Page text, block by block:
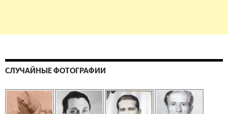
СЛУЧАЙНЫЕ ФОТОГРАФИИ